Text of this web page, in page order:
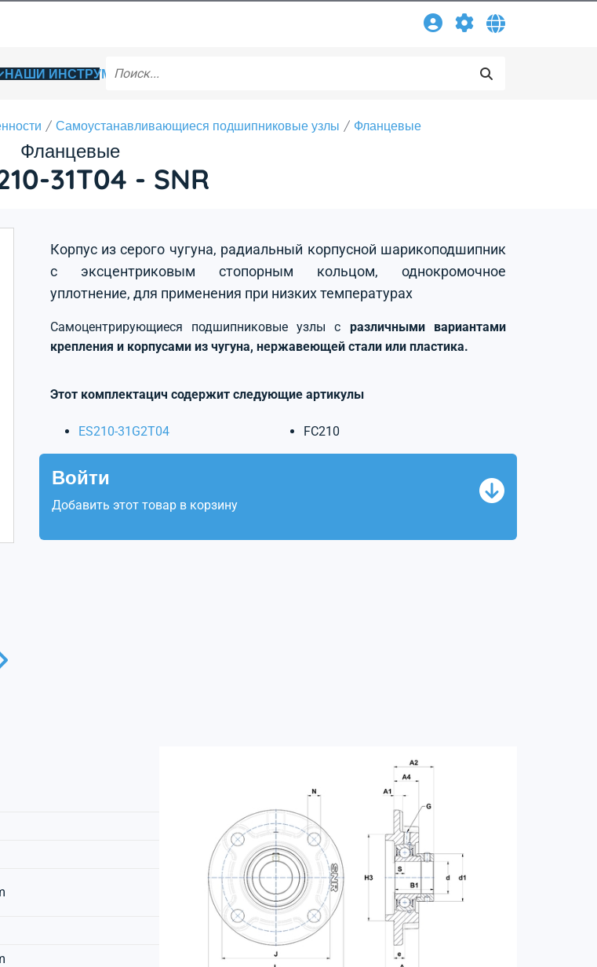
НАШИ ИНСТРУМЕНТЫ
Самоустанавливающиеся подшипниковые узлы Фланцевые
Фланцевые
31T04 - SNR
Корпус из серого чугуна, радиальный корпусной шарикоподшипник
с эксцентриковым стопорным кольцом, однокромочное
уплотнение, для применения при низких температурах
Самоцентрирующиеся подшипниковые узлы с различными вариантами
крепления и корпусами из чугуна, нержавеющей стали или пластика.
Этот комплектацич содержит следующие артикулы
ES210-31G2T04 FC210
Войти
Добавить этот товар в корзину